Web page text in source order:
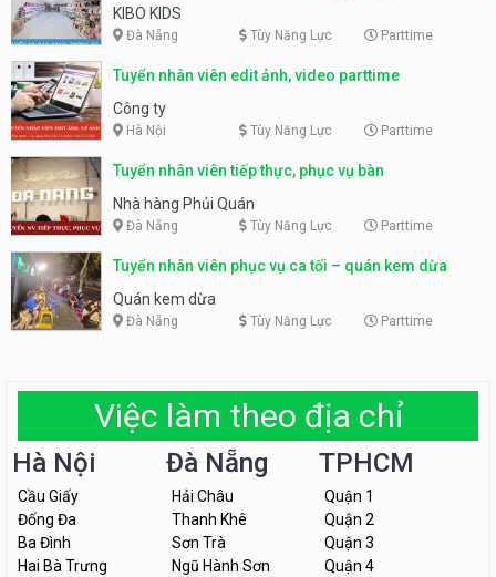
KIBO KIDS
Đà Nẵng Tùy Năng Lực Parttime
Tuyển nhân viên edit ảnh, video parttime
Công ty
Hà Nội Tùy Năng Lực Parttime
Tuyển nhân viên tiếp thực, phục vụ bàn
Nhà hàng Phủi Quán
Đà Nẵng Tùy Năng Lực Parttime
Tuyển nhân viên phục vụ ca tối – quán kem dừa
Quán kem dừa
Đà Nẵng Tùy Năng Lực Parttime
Việc làm theo địa chỉ
Hà Nội
Cầu Giấy
Đống Đa
Ba Đình
Hai Bà Trưng
Đà Nẵng
Hải Châu
Thanh Khê
Sơn Trà
Ngũ Hành Sơn
TPHCM
Quận 1
Quận 2
Quận 3
Quận 4